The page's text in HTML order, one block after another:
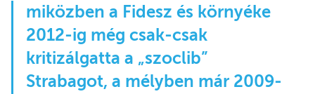
miközben a Fidesz és környéke
2012-ig még csak-csak
kritizálgatta a „szoclib”
Strabagot, a mélyben már 2009-